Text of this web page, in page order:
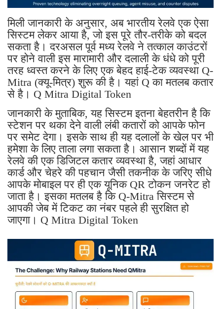
मिली जानकारी के अनुसार, अब भारतीय रेलवे एक ऐसा
सिस्टम लेकर आया है, जो इस पूरे तौर-तरीके को बदल
सकता है। दरअसल पूर्व मध्य रेलवे ने तत्काल काउंटरों
पर होने वाली इस मारामारी और दलाली के धंधे को पूरी
तरह ध्वस्त करने के लिए एक बेहद हाई-टेक व्यवस्था Q-
Mitra (क्यू-मित्र) शुरू की है। यहां Q का मतलब कतार
से है। Q Mitra Digital Token
जानकारी के मुताबिक, यह सिस्टम इतना बेहतरीन है कि
स्टेशन पर थका देने वाली लंबी कतारों को आपके फोन
पर समेट देगा। इसके साथ ही यह दलालों के खेल पर भी
हमेशा के लिए ताला लगा सकता है। आसान शब्दों में यह
रेलवे की एक डिजिटल कतार व्यवस्था है, जहां आधार
कार्ड और चेहरे की पहचान जैसी तकनीक के जरिए सीधे
आपके मोबाइल पर ही एक यूनिक QR टोकन जनरेट हो
जाता है। इसका मतलब है कि Q-Mitra सिस्टम से
आपकी जेब में टिकट का नंबर पहले ही सुरक्षित हो
जाएगा। Q Mitra Digital Token